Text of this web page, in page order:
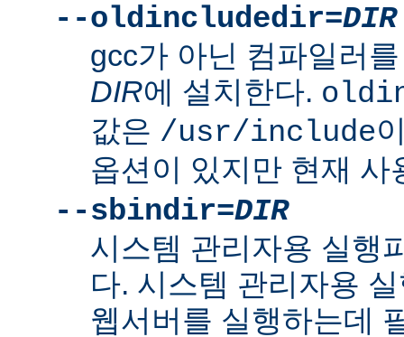
--oldincludedir=DIR
gcc가 아닌 컴파일러
DIR에 설치한다.
값은 /usr/include
옵션이 있지만 현재 사
--sbindir=DIR
시스템 관리자용 실행
다. 시스템 관리자용
웹서버를 실행하는데